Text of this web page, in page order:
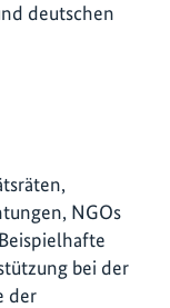
deutschen
NGOs
bei der
der